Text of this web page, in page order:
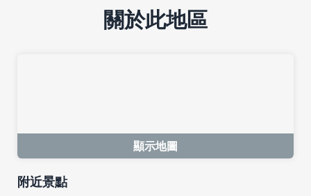
關於此地區
顯示地圖
附近景點